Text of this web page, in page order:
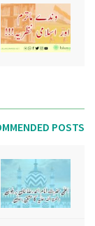
POSTS